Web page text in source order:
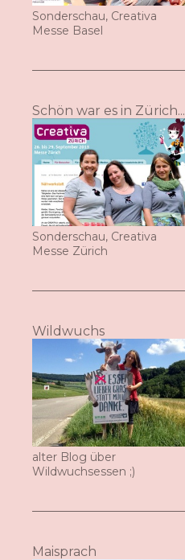
Sonderschau, Creativa
Messe Basel
Schön war es in Zürich...
Sonderschau, Creativa
Messe Zürich
Wildwuchs
alter Blog über
Wildwuchsessen ;)
Maisprach